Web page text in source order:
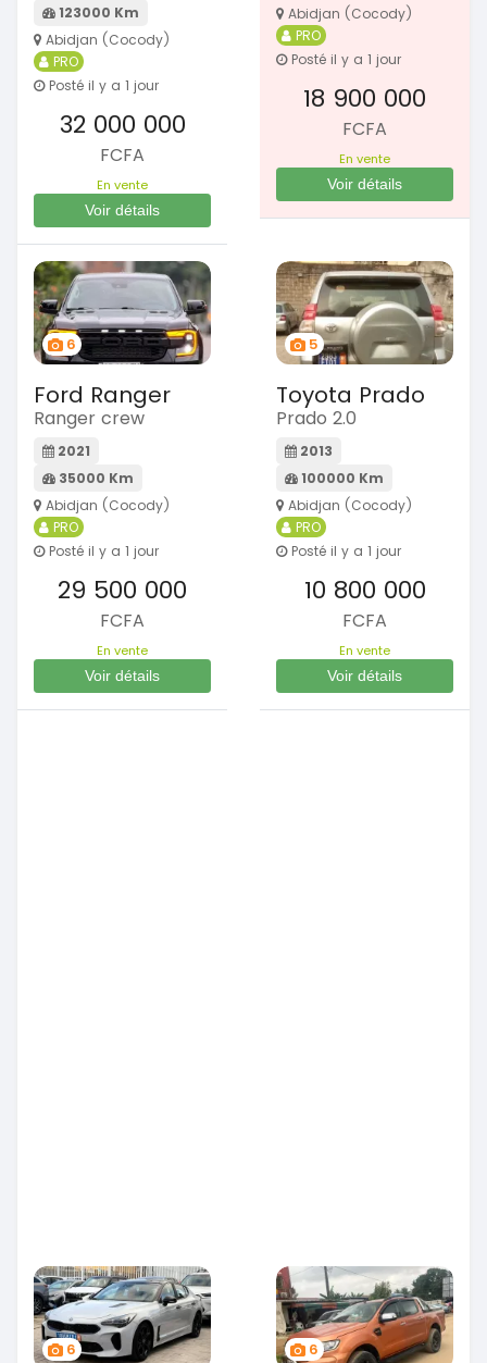
123000 Km
Abidjan (Cocody)
PRO
Posté il y a 1 jour
32 000 000
FCFA
En vente
Voir détails
Abidjan (Cocody)
PRO
Posté il y a 1 jour
18 900 000
FCFA
En vente
Voir détails
6
Ford Ranger
Ranger crew
2021
35000 Km
Abidjan (Cocody)
PRO
Posté il y a 1 jour
29 500 000
FCFA
En vente
Voir détails
5
Toyota Prado
Prado 2.0
2013
100000 Km
Abidjan (Cocody)
PRO
Posté il y a 1 jour
10 800 000
FCFA
En vente
Voir détails
6 6